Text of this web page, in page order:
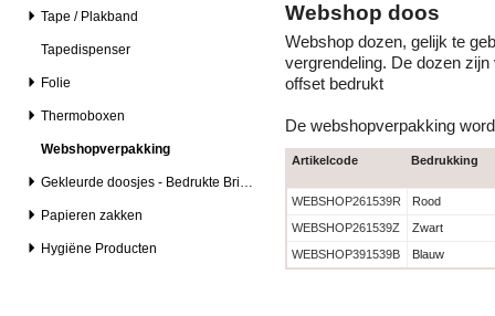
Tape / Plakband
Tapedispenser
Folie
Thermoboxen
Webshopverpakking
Gekleurde doosjes - Bedrukte Brievenbusdozen
Papieren zakken
Hygiëne Producten
Webshop doos
Webshop dozen, gelijk te
vergrendeling. De dozen
offset bedrukt
De webshopverpakking
Artikelcode Bedrukking
WEBSHOP261539R
Rood
WEBSHOP261539Z
Zwart
WEBSHOP391539B
Blauw